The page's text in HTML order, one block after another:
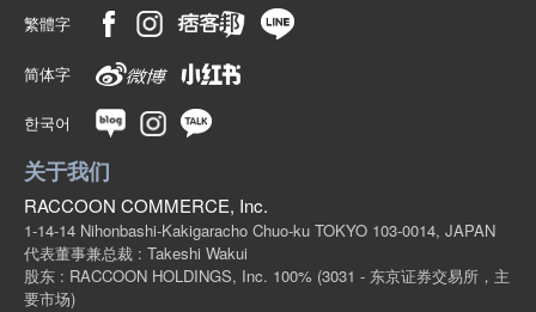
繁體字
简体字
한국어
关于我们
RACCOON COMMERCE, Inc.
1-14-14 Nihonbashi-Kakigaracho Chuo-ku TOKYO 103-0014, JAPAN
代表董事兼总裁 : Takeshi Wakui
股东 : RACCOON HOLDINGS, Inc. 100% (3031 - 东京证券交易所，主
要市场)